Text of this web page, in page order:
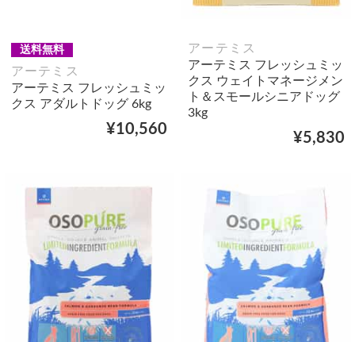
送料無料
アーテミス
アーテミス フレッシュミッ
クス アダルトドッグ 6kg
¥10,560
アーテミス
アーテミス フレッシュミッ
クス ウェイトマネージメン
ト＆スモールシニアドッグ
3kg
¥5,830